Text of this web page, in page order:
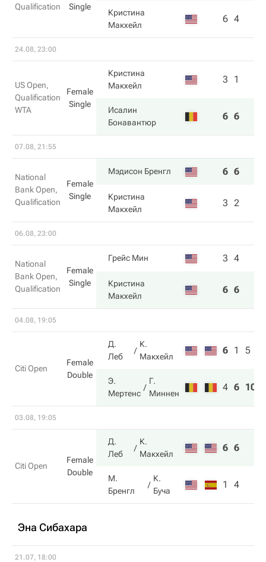
Qualification
Single
Кристина
Макхейл
6 4
24.08, 23:00
US Open,
Qualification
WTA
Female
Single
Кристина
Макхейл
3 1
Исалин
Бонавантюр
6 6
07.08, 21:55
National
Bank Open,
Qualification
Female
Single
Мэдисон Бренгл 6 6
Кристина
Макхейл
3 2
06.08, 23:00
National
Bank Open,
Qualification
Female
Single
Грейс Мин 3 4
Кристина
Макхейл
6 6
04.08, 19:05
Citi Open
Female
Double
Д.
Леб
К.
Макхейл
6 1 5
Э.
Мертенс
Г.
Миннен
4 6 10
03.08, 19:05
Citi Open
Female
Double
Д.
Леб
К.
Макхейл
6 6
М.
Бренгл
К.
Буча
1 4
Эна Сибахара
21.07, 18:00